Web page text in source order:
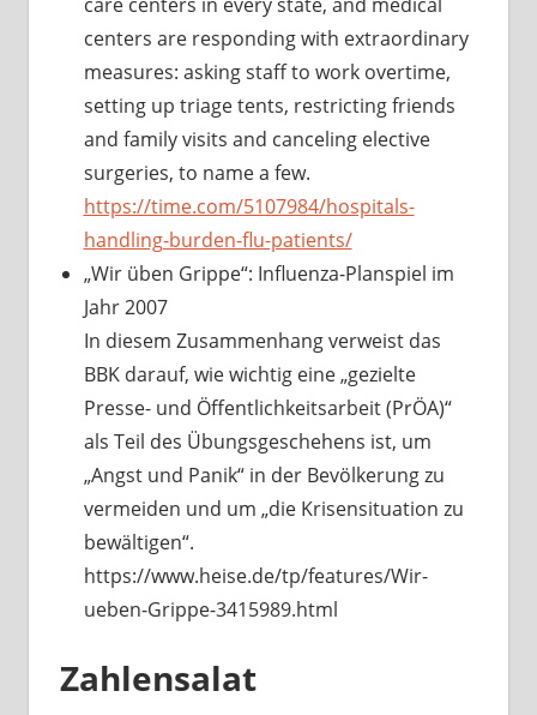
centers are responding with extraordinary
measures: asking staff to work overtime,
setting up triage tents, restricting friends
and family visits and canceling elective
surgeries, to name a few.
https://time.com/5107984/hospitals-
handling-burden-flu-patients/
„Wir üben Grippe“: Influenza-Planspiel im
Jahr 2007
In diesem Zusammenhang verweist das
BBK darauf, wie wichtig eine „gezielte
Presse- und Öffentlichkeitsarbeit (PrÖA)“
als Teil des Übungsgeschehens ist, um
„Angst und Panik“ in der Bevölkerung zu
vermeiden und um „die Krisensituation zu
bewältigen“.
https://www.heise.de/tp/features/Wir-
ueben-Grippe-3415989.html
Zahlensalat